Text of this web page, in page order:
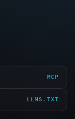
MCP
LLMS.TXT